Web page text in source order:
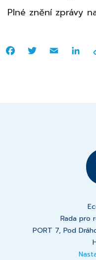
Plné znění zprávy
FacebookTwitterEmail
Rada pro
PORT 7, Pod